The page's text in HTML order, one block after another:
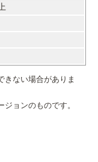
ない場合がありま
ョンのものです。